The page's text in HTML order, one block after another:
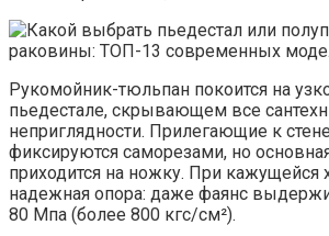
Рукомойник-тюльпан покоится на
пьедестале, скрывающем все
неприглядности. Прилегающие к
фиксируются саморезами, но
приходится на ножку. При кажущейся
надежная опора: даже фаянс
80 Мпа (более 800 кгс/см²).